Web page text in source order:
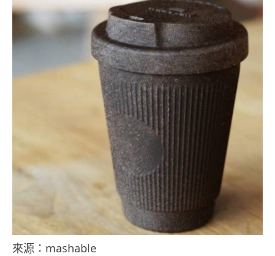
來源：mashable